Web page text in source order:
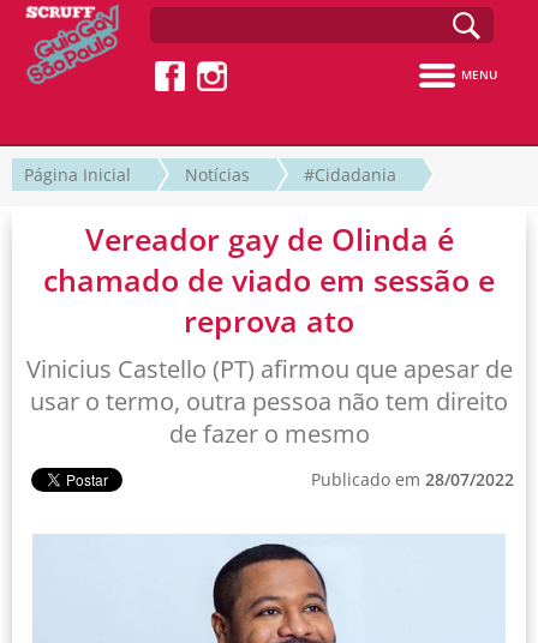
MENU
Página Inicial Notícias #Cidadania
Vereador gay de Olinda é
chamado de viado em sessão e
reprova ato
Vinicius Castello (PT) afirmou que apesar de
usar o termo, outra pessoa não tem direito
de fazer o mesmo
Publicado em 28/07/2022